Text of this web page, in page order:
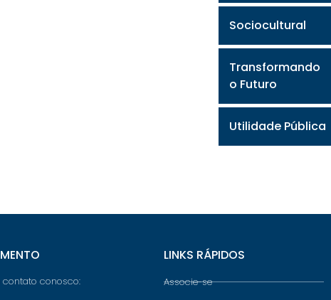
Sociocultural
Transformando
o Futuro
Utilidade Pública
contato conosco:
LINKS RÁPIDOS
Associe-se